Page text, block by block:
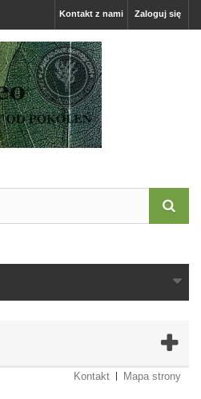
Zaloguj się
Kontakt z nami
Kontakt Mapa strony